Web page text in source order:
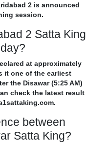
2 is announced
session.
2 Satta King
at approximately
it one of the earliest
the Disawar (5:25 AM)
check the latest result
between
Satta King?